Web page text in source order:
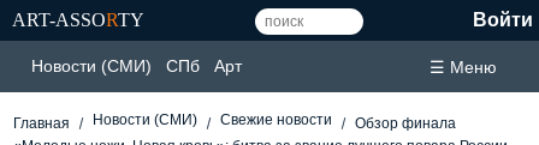
ART-ASSORTY Войти
Новости (СМИ) СПб Арт ☰ Меню
Главная Новости (СМИ) Свежие новости
Обзор финала